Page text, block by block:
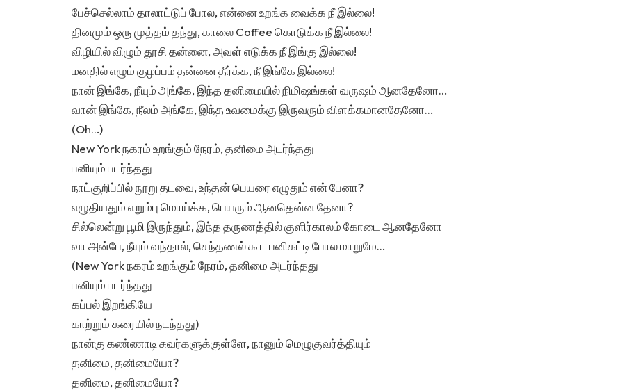
பேச்செல்லாம் தாலாட்டுப் போல, என்னை உறங்க வைக்க நீ இல்லை!
தினமும் ஒரு முத்தம் தந்து, காலை Coffee கொடுக்க நீ இல்லை!
விழியில் விழும் தூசி தன்னை, அவள் எடுக்க நீ இங்கு இல்லை!
மனதில் எழும் குழப்பம் தன்னை தீர்க்க, நீ இங்கே இல்லை!
நான் இங்கே, நீயும் அங்கே, இந்த தனிமையில் நிமிஷங்கள் வருஷம் ஆனதேனோ…
வான் இங்கே, நீலம் அங்கே, இந்த உவமைக்கு இருவரும் விளக்கமானதேனோ…
(Oh…)
New York நகரம் உறங்கும் நேரம், தனிமை அடர்ந்தது
பனியும் படர்ந்தது
நாட்குறிப்பில் நூறு தடவை, உந்தன் பெயரை எழுதும் என் பேனா?
எழுதியதும் எறும்பு மொய்க்க, பெயரும் ஆனதென்ன தேனா?
சில்லென்று பூமி இருந்தும், இந்த தருணத்தில் குளிர்காலம் கோடை ஆனதேனோ
வா அன்பே, நீயும் வந்தால், செந்தணல் கூட பனிகட்டி போல மாறுமே…
(New York நகரம் உறங்கும் நேரம், தனிமை அடர்ந்தது
பனியும் படர்ந்தது
கப்பல் இறங்கியே
காற்றும் கரையில் நடந்தது)
நான்கு கண்ணாடி சுவர்களுக்குள்ளே, நானும் மெழுகுவர்த்தியும்
தனிமை, தனிமையோ?
தனிமை, தனிமையோ?